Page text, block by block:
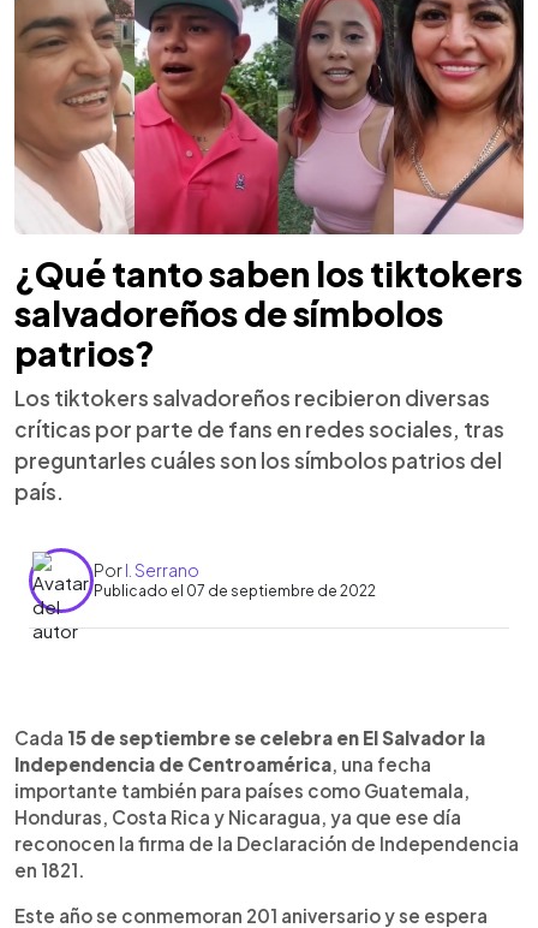
¿Qué tanto saben los tiktokers
salvadoreños de símbolos
patrios?
Los tiktokers salvadoreños recibieron diversas
críticas por parte de fans en redes sociales, tras
preguntarles cuáles son los símbolos patrios del
país.
PorI. Serrano
Publicado el 07 de septiembre de 2022
► Escuchar artículo
Cada 15 de septiembre se celebra en El Salvador la
Independencia de Centroamérica , una fecha
importante también para países como Guatemala,
Honduras, Costa Rica y Nicaragua, ya que ese día
reconocen la firma de la Declaración de Independencia
en 1821.
Este año se conmemoran 201 aniversario y se espera